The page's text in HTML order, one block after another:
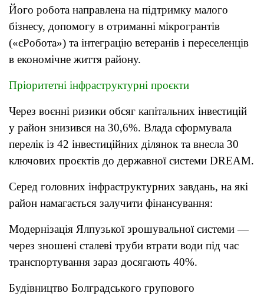
Його робота направлена на підтримку малого
бізнесу, допомогу в отриманні мікрогрантів
(«єРобота») та інтеграцію ветеранів і переселенців
в економічне життя району.
Пріоритетні інфраструктурні проєкти
Через воєнні ризики обсяг капітальних інвестицій
у район знизився на 30,6%. Влада сформувала
перелік із 42 інвестиційних ділянок та внесла 30
ключових проєктів до державної системи DREAM.
Серед головних інфраструктурних завдань, на які
район намагається залучити фінансування:
Модернізація Ялпузької зрошувальної системи —
через зношені сталеві труби втрати води під час
транспортування зараз досягають 40%.
Будівництво Болградського групового